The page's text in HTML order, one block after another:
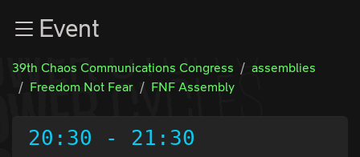
Zum InhaltEvent
39th Chaos Communications Congress
assemblies
Freedom Not Fear
FNF Assembly
20:30 - 21:30